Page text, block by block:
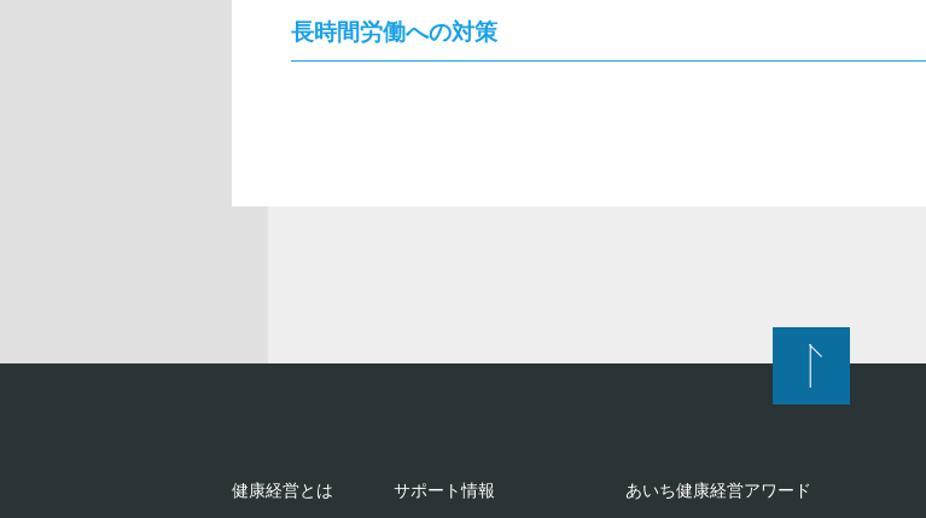
長時間労働への対策
健康経営とは サポート情報 あいち健康経営アワード